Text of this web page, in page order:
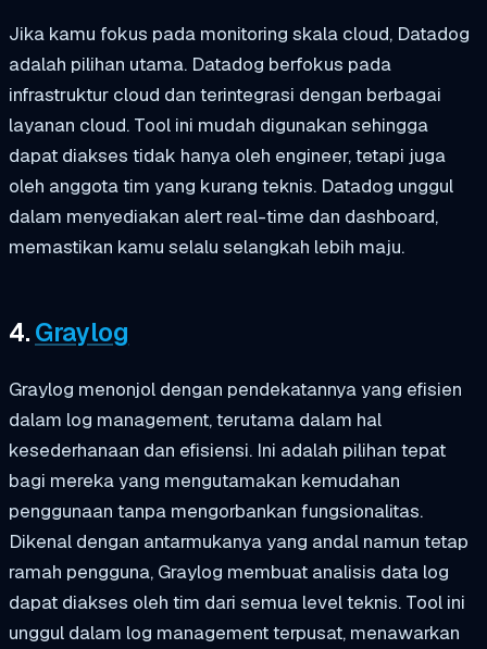
Jika kamu fokus pada monitoring skala cloud, Datadog
adalah pilihan utama. Datadog berfokus pada
infrastruktur cloud dan terintegrasi dengan berbagai
layanan cloud. Tool ini mudah digunakan sehingga
dapat diakses tidak hanya oleh engineer, tetapi juga
oleh anggota tim yang kurang teknis. Datadog unggul
dalam menyediakan alert real-time dan dashboard,
memastikan kamu selalu selangkah lebih maju.
4. Graylog
Graylog menonjol dengan pendekatannya yang efisien
dalam log management, terutama dalam hal
kesederhanaan dan efisiensi. Ini adalah pilihan tepat
bagi mereka yang mengutamakan kemudahan
penggunaan tanpa mengorbankan fungsionalitas.
Dikenal dengan antarmukanya yang andal namun tetap
ramah pengguna, Graylog membuat analisis data log
dapat diakses oleh tim dari semua level teknis. Tool ini
unggul dalam log management terpusat, menawarkan